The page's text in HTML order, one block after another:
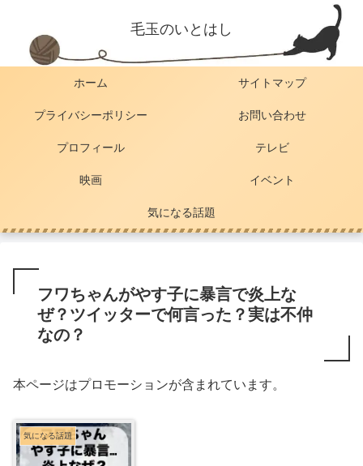
毛玉のいとはし
ホーム サイトマップ
プライバシーポリシー お問い合わせ
プロフィール テレビ
映画 イベント
気になる話題
フワちゃんがやす子に暴言で炎上な
ぜ？ツイッターで何言った？実は不仲
なの？
本ページはプロモーションが含まれています。
気になる話題